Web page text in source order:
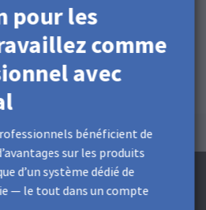
pour les
comme
avec
bénéficient de
sur les produits
d’un système dédié de
— le tout dans un compte